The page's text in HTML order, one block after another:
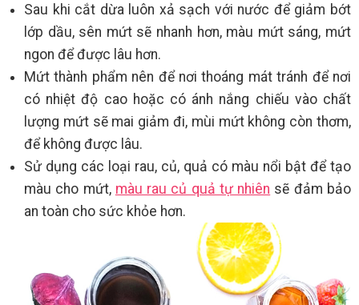
Sau khi cắt dừa luôn xả sạch với nước để giảm bớt
lớp dầu, sên mứt sẽ nhanh hơn, màu mứt sáng, mứt
ngon để được lâu hơn.
Mứt thành phẩm nên để nơi thoáng mát tránh để nơi
có nhiệt độ cao hoặc có ánh nắng chiếu vào chất
lượng mứt sẽ mai giảm đi, mùi mứt không còn thơm,
để không được lâu.
Sử dụng các loại rau, củ, quả có màu nổi bật để tạo
màu cho mứt, màu rau củ quả tự nhiên sẽ đảm bảo
an toàn cho sức khỏe hơn.